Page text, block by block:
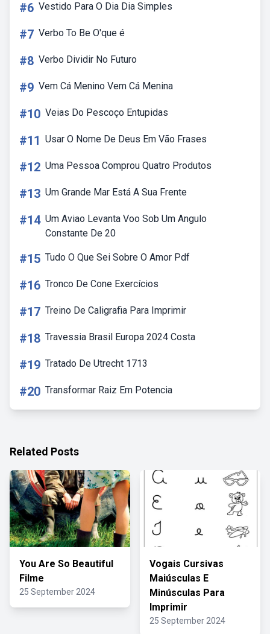
#6 Vestido Para O Dia Dia Simples
#7 Verbo To Be O'que é
#8 Verbo Dividir No Futuro
#9 Vem Cá Menino Vem Cá Menina
#10 Veias Do Pescoço Entupidas
#11 Usar O Nome De Deus Em Vão Frases
#12 Uma Pessoa Comprou Quatro Produtos
#13 Um Grande Mar Está A Sua Frente
#14 Um Aviao Levanta Voo Sob Um Angulo
Constante De 20
#15 Tudo O Que Sei Sobre O Amor Pdf
#16 Tronco De Cone Exercícios
#17 Treino De Caligrafia Para Imprimir
#18 Travessia Brasil Europa 2024 Costa
#19 Tratado De Utrecht 1713
#20 Transformar Raiz Em Potencia
Related Posts
You Are So Beautiful
Filme
25 September 2024
Vogais Cursivas
Maiúsculas E
Minúsculas Para
Imprimir
25 September 2024